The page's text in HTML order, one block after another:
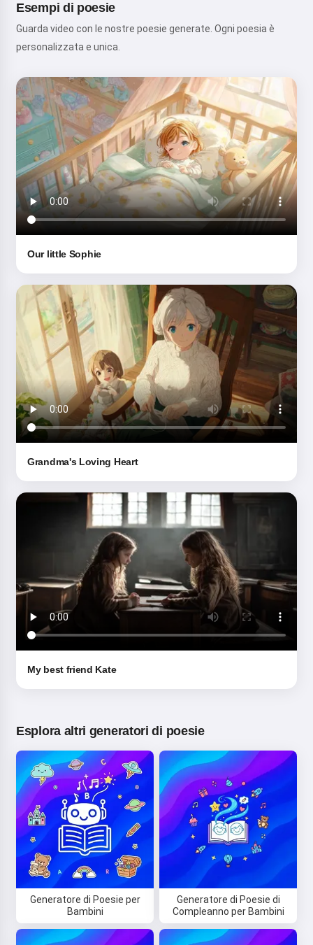
Esempi di poesie
Guarda video con le nostre poesie generate. Ogni poesia è
personalizzata e unica.
Our little Sophie
Grandma's Loving Heart
My best friend Kate
Esplora altri generatori di poesie
Generatore di Poesie per
Bambini
Generatore di Poesie di
Compleanno per Bambini